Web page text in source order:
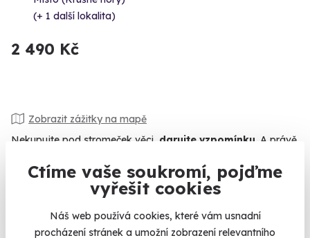
Ctíme vaše soukromí, pojďme
vyřešit cookies
Náš web používá cookies, které vám usnadní
procházení stránek a umožní zobrazení relevantního
(+ 1 další lokalita)
2 490 Kč
Zobrazit zážitky na mapě
Nekupujte pod stromeček věci, darujte vzpomínku . A právě
Dost bylo pletených svetrů, papučí a přípravků na klouby.
Letos můžete pod stromeček nadělit zážitky na celý život.
dobrodruhy skokem padákem nebo kurzem přežítí, milovníky